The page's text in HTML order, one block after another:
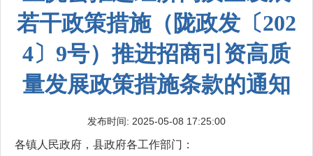
若干政策措施（陇政发〔202
4〕9号）推进招商引资高质
量发展政策措施条款的通知
发布时间: 2025-05-08 17:25:00
各镇人民政府，县政府各工作部门：